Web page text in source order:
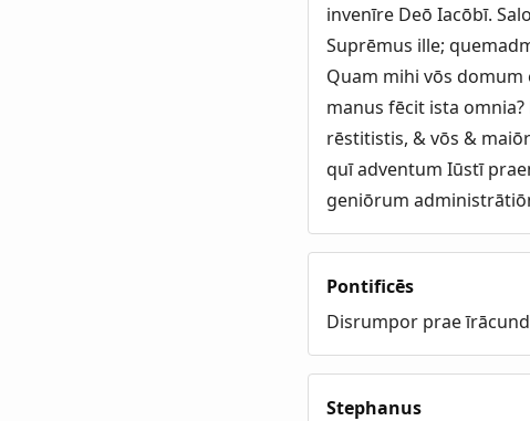
invenīre Deō Iacōbī.
Suprēmus ille;
Quam mihi vōs
manus fēcit ista
rēstitistis, & vōs &
quī adventum Iūstī
geniōrum
Pontificēs
Disrumpor prae
Stephanus